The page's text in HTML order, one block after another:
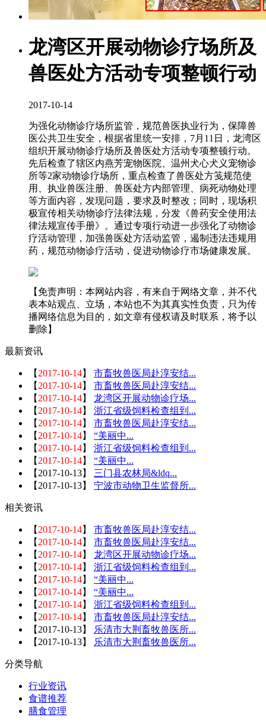
龙湾区开展动物诊疗场所及
兽医处方活动专项整顿行动
2017-10-14
为强化动物诊疗场所监管，规范兽医执业行为，保障兽
医公共卫生安全，根据省里统一安排，7月11日，龙湾区
组织开展动物诊疗场所及兽医处方活动专项整顿行动。
先后检查了辖区内燕芳宠物医院、温州犬心犬义宠物诊
所等2家动物诊疗场所，重点检查了兽医处方笺规范使
用、执业兽医注册、兽医处方内部管理、病死动物处理
等方面内容，发现问题，要求及时整改；同时，现场积
极宣传相关动物诊疗法律法规，分发《兽药安全使用法
律法规宣传手册》。通过专项行动进一步强化了动物诊
疗活动管理，加强兽医处方活动监管，遏制违法违规用
药，规范动物诊疗活动，促进动物诊疗市场健康发展。
【免责声明：本网站内容，有来自于网络文章，并不代
表本站观点、立场，本站也不为其真实性负责，只为传
播网络信息为目的，如文章有侵权请及时联系，将予以
删除】
最新资讯
【 2017-10-14】 市畜牧兽医局赴淳安结...
【 2017-10-14】 市畜牧兽医局赴淳安结...
【 2017-10-14】 龙湾区开展动物诊疗场...
【 2017-10-14】 浙江省级饲料检查组到...
【 2017-10-14】 市畜牧兽医局赴淳安结...
【 2017-10-14】 “美丽中...
【 2017-10-14】 浙江省级饲料检查组到...
【 2017-10-14】 “美丽中...
【 2017-10-13】 三门县农林局&ldq...
【 2017-10-13】 宁波市动物卫生监督所...
相关资讯
【 2017-10-14】 市畜牧兽医局赴淳安结...
【 2017-10-14】 市畜牧兽医局赴淳安结...
【 2017-10-14】 龙湾区开展动物诊疗场...
【 2017-10-14】 浙江省级饲料检查组到...
【 2017-10-14】 “美丽中...
【 2017-10-14】 “美丽中...
【 2017-10-14】 浙江省级饲料检查组到...
【 2017-10-14】 市畜牧兽医局赴淳安结...
【 2017-10-13】
乐清市大荆畜牧兽医所...
【 2017-10-13】 乐清市大荆畜牧兽医所...
分类导航
行业资讯
食谱推荐
膳食管理